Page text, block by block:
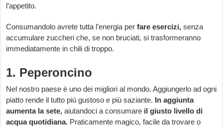
l’appetito.
Consumandolo avrete tutta l’energia perfare esercizi,senza
accumulare zuccheri che, se non bruciati, si trasformeranno
immediatamente in chili di troppo.
1. Peperoncino
Nel nostro paese è uno dei migliori al mondo. Aggiungerlo ad ogni
piatto rende il tutto più gustoso e più saziante. In aggiunta
aumenta la sete,aiutandoci a consumare il giusto livello di
acqua quotidiana. Praticamente magico, facile da trovare o